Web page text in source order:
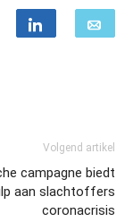
Volgend artikel
campagne biedt
aan slachtoffers
coronacrisis